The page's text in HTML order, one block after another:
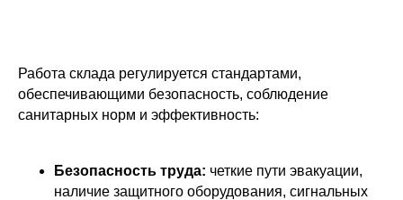
Работа склада регулируется стандартами,
обеспечивающими безопасность, соблюдение
санитарных норм и эффективность:
Безопасность труда: четкие пути эвакуации,
наличие защитного оборудования, сигнальных